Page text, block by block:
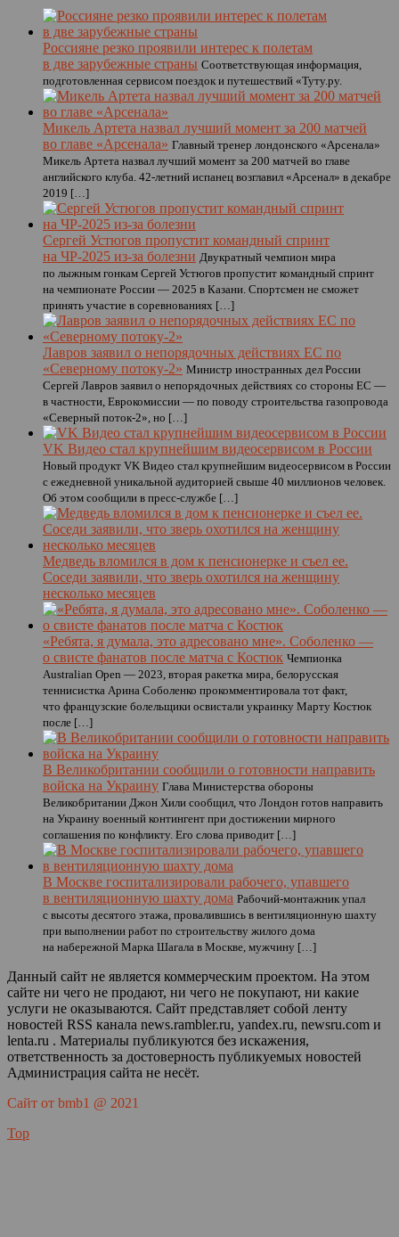
Россияне резко проявили интерес к полетам
в две зарубежные страны Соответствующая информация,
подготовленная сервисом поездок и путешествий «Туту.ру.
Микель Артета назвал лучший момент за 200 матчей
во главе «Арсенала» Главный тренер лондонского «Арсенала»
Микель Артета назвал лучший момент за 200 матчей во главе
английского клуба. 42-летний испанец возглавил «Арсенал» в декабре
2019 […]
Сергей Устюгов пропустит командный спринт
на ЧР-2025 из-за болезни Двукратный чемпион мира
по лыжным гонкам Сергей Устюгов пропустит командный спринт
на чемпионате России — 2025 в Казани. Спортсмен не сможет
принять участие в соревнованиях […]
Лавров заявил о непорядочных действиях ЕС по
«Северному потоку-2» Министр иностранных дел России
Сергей Лавров заявил о непорядочных действиях со стороны ЕС —
в частности, Еврокомиссии — по поводу строительства газопровода
«Северный поток-2», но […]
VK Видео стал крупнейшим видеосервисом в России
Новый продукт VK Видео стал крупнейшим видеосервисом в России
с ежедневной уникальной аудиторией свыше 40 миллионов человек.
Об этом сообщили в пресс-службе […]
Медведь вломился в дом к пенсионерке и съел ее.
Соседи заявили, что зверь охотился на женщину
несколько месяцев
«Ребята, я думала, это адресовано мне». Соболенко —
о свисте фанатов после матча с Костюк Чемпионка
Australian Open — 2023, вторая ракетка мира, белорусская
теннисистка Арина Соболенко прокомментировала тот факт,
что французские болельщики освистали украинку Марту Костюк
после […]
В Великобритании сообщили о готовности направить
войска на Украину Глава Министерства обороны
Великобритании Джон Хили сообщил, что Лондон готов направить
на Украину военный контингент при достижении мирного
соглашения по конфликту. Его слова приводит […]
В Москве госпитализировали рабочего, упавшего
в вентиляционную шахту дома Рабочий-монтажник упал
с высоты десятого этажа, провалившись в вентиляционную шахту
при выполнении работ по строительству жилого дома
на набережной Марка Шагала в Москве, мужчину […]
Данный сайт не является коммерческим проектом. На этом
сайте ни чего не продают, ни чего не покупают, ни какие
услуги не оказываются. Сайт представляет собой ленту
новостей RSS канала news.rambler.ru, yandex.ru, newsru.com и
lenta.ru . Материалы публикуются без искажения,
ответственность за достоверность публикуемых новостей
Администрация сайта не несёт.
Сайт от bmb1 @ 2021
Top